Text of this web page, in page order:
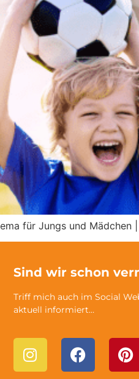
für Jungs und Mädchen
Sind wir schon
Triff mich auch im Social
aktuell informiert…